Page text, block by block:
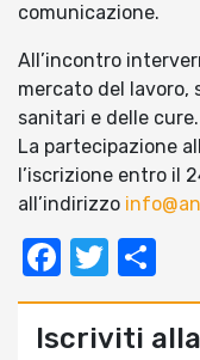
comunicazione.
All’incontro
mercato del lavoro,
sanitari e delle cure.
La partecipazione
l’iscrizione entro il
all’indirizzo
Iscriviti